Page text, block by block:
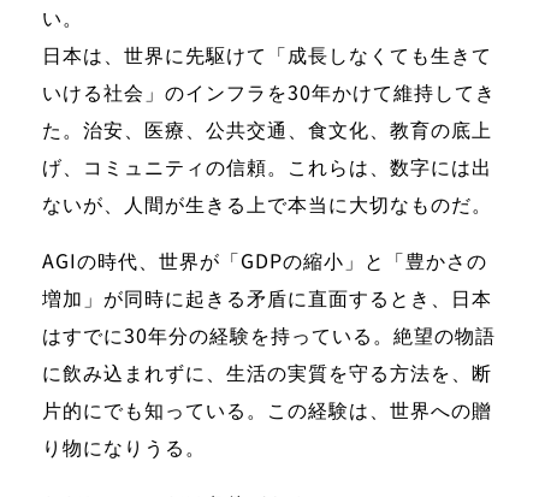
い。
日本は、世界に先駆けて「成長しなくても生きて
いける社会」のインフラを30年かけて維持してき
た。治安、医療、公共交通、食文化、教育の底上
げ、コミュニティの信頼。これらは、数字には出
ないが、人間が生きる上で本当に大切なものだ。
AGIの時代、世界が「GDPの縮小」と「豊かさの
増加」が同時に起きる矛盾に直面するとき、日本
はすでに30年分の経験を持っている。絶望の物語
に飲み込まれずに、生活の実質を守る方法を、断
片的にでも知っている。この経験は、世界への贈
り物になりうる。